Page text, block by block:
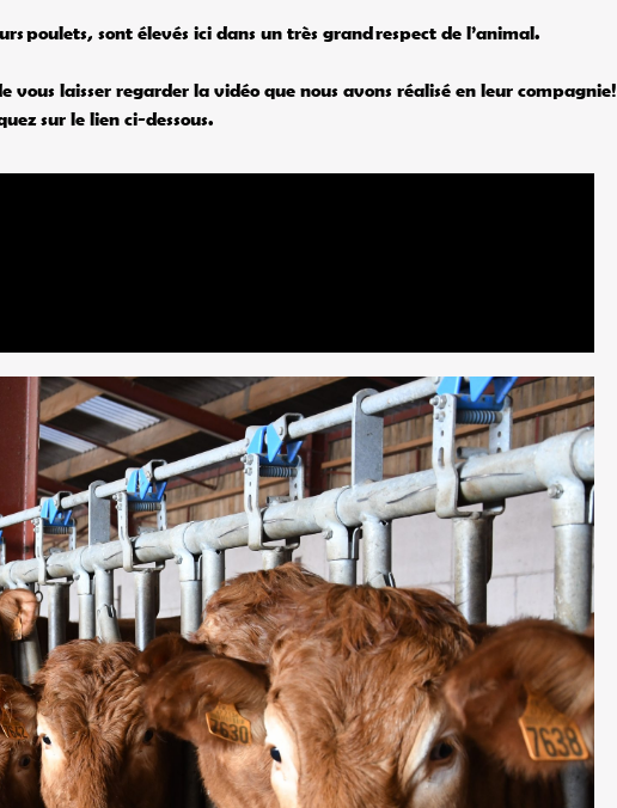
poulets, sont élevés ici dans un très grand respect de l’animal.
vous laisser regarder la vidéo que nous avons réalisé en leur compagnie!
sur le lien ci-dessous.